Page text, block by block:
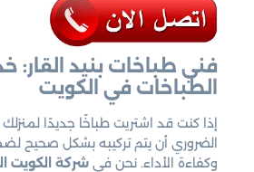
فني طباخات بنيد القار:
الطباخات في الكويت
إذا كنت قد اشتريت طباخًا جديدًا
الضروري أن يتم تركيبه بشكل صحيح
وكفاءة الأداء. نحن في شركة الكويت